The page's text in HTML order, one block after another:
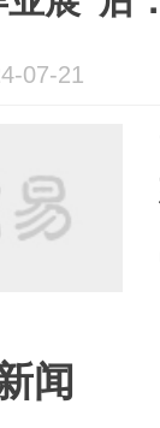
07-21
闻